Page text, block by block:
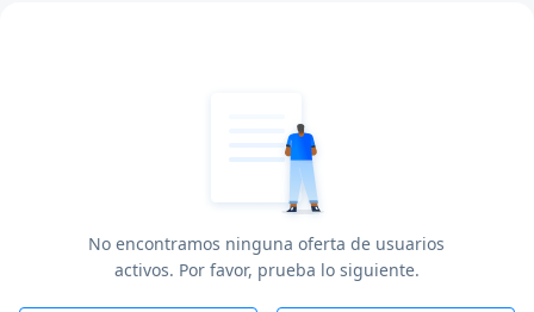
No encontramos ninguna oferta de usuarios
activos. Por favor, prueba lo siguiente.